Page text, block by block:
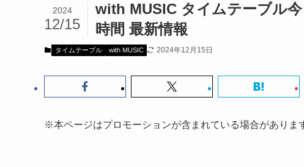
with MUSIC タイムテーブル
時間 最新情報
2024
12/15
タイムテーブル with MUSIC 2024年12月15日
※本ページはプロモーションが含まれている場合がありま